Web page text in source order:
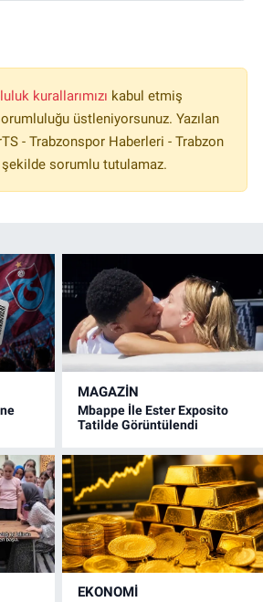
kurallarımızı kabul etmiş
üstleniyorsunuz. Yazılan
- Trabzonspor Haberleri - Trabzon
sorumlu tutulamaz.
MAGAZİN
Mbappe İle Ester Exposito
Tatilde Görüntülendi
EKONOMİ